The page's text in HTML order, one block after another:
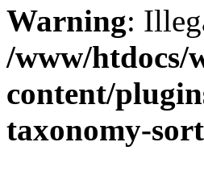
Warning:
/www/htdocs/
content/
taxonomy-